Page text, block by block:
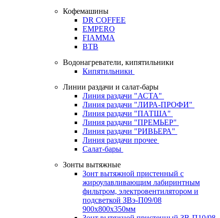
Кофемашины
DR COFFEE
EMPERO
FIAMMA
BTB
Водонагреватели, кипятильники
Кипятильники
Линии раздачи и салат-бары
Линия раздачи "АСТА"
Линия раздачи "ЛИРА-ПРОФИ"
Линия раздачи "ПАТША"
Линия раздачи "ПРЕМЬЕР"
Линия раздачи "РИВЬЕРА"
Линия раздачи прочее
Салат-бары
Зонты вытяжные
Зонт вытяжной пристенный с
жироулавливающим лабиринтным
фильтром, электровентилятором и
подсветкой ЗВэ-П09/08
900х800х350мм